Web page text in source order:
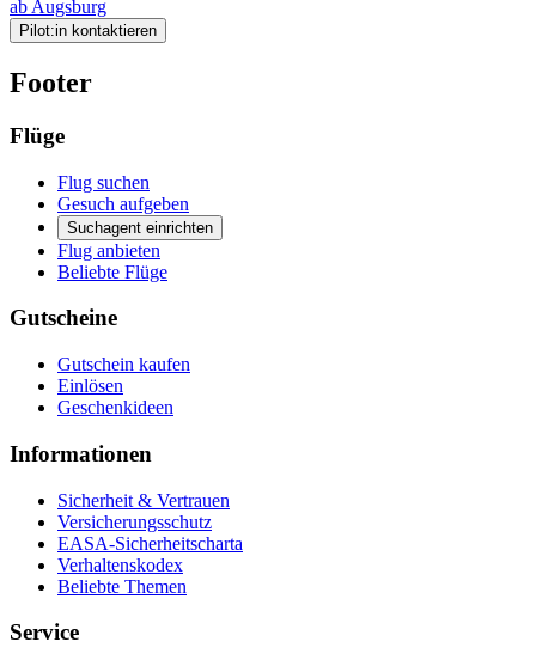
ab Augsburg
Pilot:in kontaktieren
Footer
Flüge
Flug suchen
Gesuch aufgeben
Suchagent einrichten
Flug anbieten
Beliebte Flüge
Gutscheine
Gutschein kaufen
Einlösen
Geschenkideen
Informationen
Sicherheit & Vertrauen
Versicherungsschutz
EASA-Sicherheitscharta
Verhaltenskodex
Beliebte Themen
Service